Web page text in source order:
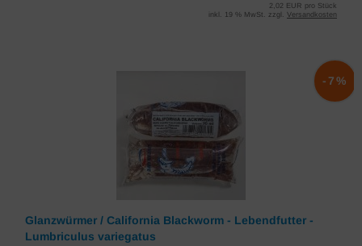
2,02 EUR pro Stück
inkl. 19 % MwSt. zzgl. Versandkosten
Glanzwürmer / California Blackworm - Lebendfutter -
Lumbriculus variegatus
-7%